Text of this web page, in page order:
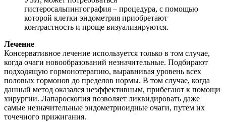
гистеросальпингография – процедура, с помощью
которой клетки эндометрия приобретают
контрастность и проще визуализируются.
Лечение
Консервативное лечение используется только в том случае,
когда очаги новообразований незначительные. Подбирают
подходящую гормонотерапию, выравнивая уровень всех
половых гормонов до пределов нормы. В том случае, когда
данный метод оказался неэффективным, прибегают к помощи
хирургии. Лапароскопия позволяет ликвидировать даже
самые незначительные эндометриоидные очаги, путем их
точечного прижигания.